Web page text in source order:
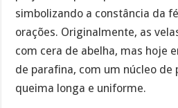
simbolizando a constância da
orações. Originalmente, as
com cera de abelha, mas hoje
de parafina, com um núcleo de
queima longa e uniforme.